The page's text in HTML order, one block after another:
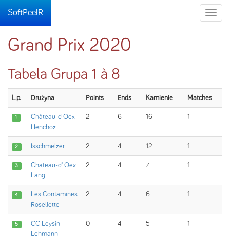
Toggle
SoftPeelR
Grand Prix 2020
Tabela Grupa 1 à 8
L.p. Drużyna Points Ends Kamienie Matches
1
Château-d Oex
Henchoz
2 6 16 1
2 Isschmelzer 2 4 12 1
3
Chateau-d' Oex
Lang
2 4 7 1
4
Les Contamines
Rosellette
2 4 6 1
5
CC Leysin
Lehmann
0 4 5 1